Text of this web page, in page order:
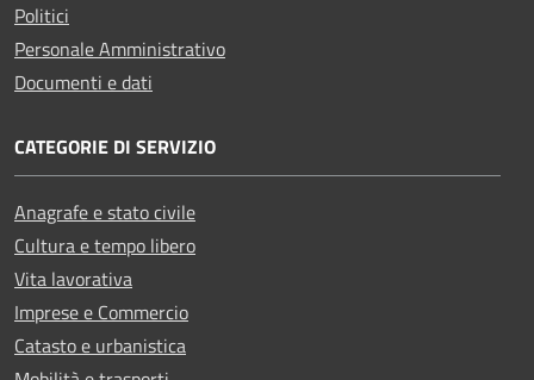
Politici
Personale Amministrativo
Documenti e dati
CATEGORIE DI SERVIZIO
Anagrafe e stato civile
Cultura e tempo libero
Vita lavorativa
Imprese e Commercio
Catasto e urbanistica